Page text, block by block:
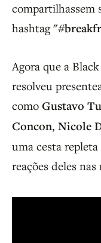
compartilhassem
hashtag
Agora que a
resolveu
como Gustavo
Concon, Nicole
uma cesta
reações deles nas